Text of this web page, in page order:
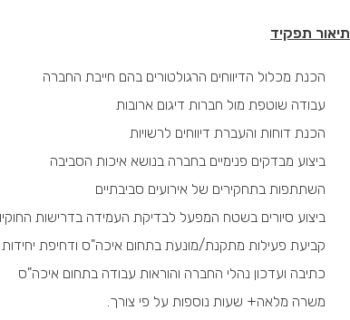
תיאור תפקיד
הכנת מכלול הדיווחים הרגולטורים בהם חייבת החברה
עבודה שוטפת מול חברות דיגום ארובות
הכנת דוחות והעברת דיווחים לרשויות
ביצוע מבדקים פנימיים בחברה בנושא איכות הסביבה
השתתפות בתחקירים של אירועים סביבתיים
ביצוע סיורים בשטח המפעל לבדיקת העמידה בדרישות
קביעת פעילות מתקנת/מונעת בתחום איכה"ס ודחיפת
כתיבה ועדכון נהלי החברה והוראות עבודה בתחום איכה"ס
משרה מלאה+ שעות נוספות על פי צורך.